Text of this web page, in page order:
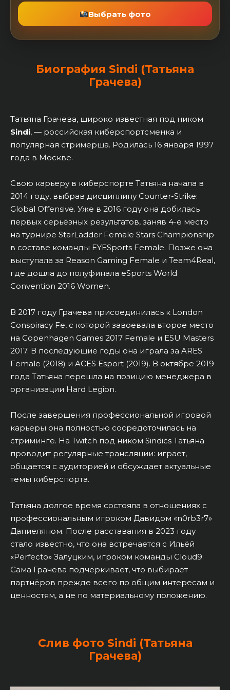
Выбрать фото
Биография Sindi (Татьяна
Грачева)
Татьяна Грачева, широко известная под ником
Sindi, — российская киберспортсменка и
популярная стримерша. Родилась 16 января 1997
года в Москве.
Свою карьеру в киберспорте Татьяна начала в
2014 году, выбрав дисциплину Counter-Strike:
Global Offensive. Уже в 2016 году она добилась
первых серьёзных результатов, заняв 4-е место
на турнире StarLadder Female Stars Championship
в составе команды EYESports Female. Позже она
выступала за Reason Gaming Female и Team4Real,
где дошла до полуфинала eSports World
Convention 2016 Women.
В 2017 году Грачева присоединилась к London
Conspiracy Fe, с которой завоевала второе место
на Copenhagen Games 2017 Female и ESU Masters
2017. В последующие годы она играла за ARES
Female (2018) и ACES Esport (2019). В октябре 2019
года Татьяна перешла на позицию менеджера в
организации Hard Legion.
После завершения профессиональной игровой
карьеры она полностью сосредоточилась на
стриминге. На Twitch под ником Sindics Татьяна
проводит регулярные трансляции: играет,
общается с аудиторией и обсуждает актуальные
темы киберспорта.
Татьяна долгое время состояла в отношениях с
профессиональным игроком Давидом «n0rb3r7»
Даниеляном. После расставания в 2023 году
стало известно, что она встречается с Ильёй
«Perfecto» Залуцким, игроком команды Cloud9.
Сама Грачева подчёркивает, что выбирает
партнёров прежде всего по общим интересам и
ценностям, а не по материальному положению.
Слив фото Sindi (Татьяна
Грачева)